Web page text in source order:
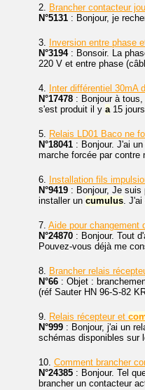
2. Brancher contacteur
N°5131 : Bonjour, je
3. Inversion entre phase
N°3194: Bonsoir. La
220 V et entre phase
4. Inter différentiel 30mA
N°17478 : Bonjour à
s'est produit il y a15
5. Relais LD01 Baco ne
N°18041 : Bonjour. J'ai
marche forcée par contre
6. Installation fils
N°9419 : Bonjour, Je suis
installer un cumulus. J'ai
7. Aide pour changement
N°24870 : Bonjour. Tout
Pouvez-vous déjà me
8. Brancher relais
N°66 : Objet :
(réf Sauter HN 96-S-82
9. Relais récepteur et
N°999 : Bonjour, j'ai un
schémas disponibles sur
10. Comment brancher
N°24385 : Bonjour. Tel
brancher un contacteur